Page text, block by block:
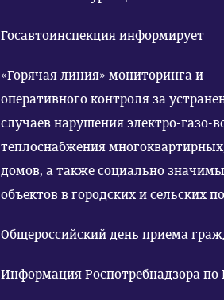
Госавтоинспекция информирует
«Горячая линия» мониторинга и
оперативного контроля за
случаев нарушения электро-газо-
теплоснабжения
домов, а также социально
объектов в городских и сельских
Общероссийский день приема
Информация Роспотребнадзора по